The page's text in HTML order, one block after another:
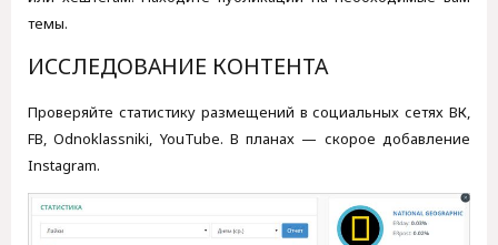
темы.
ИССЛЕДОВАНИЕ КОНТЕНТА
Проверяйте статистику размещений в социальных сетях ВК,
FB, Odnoklassniki, YouTube. В планах — скорое добавление
Instagram.